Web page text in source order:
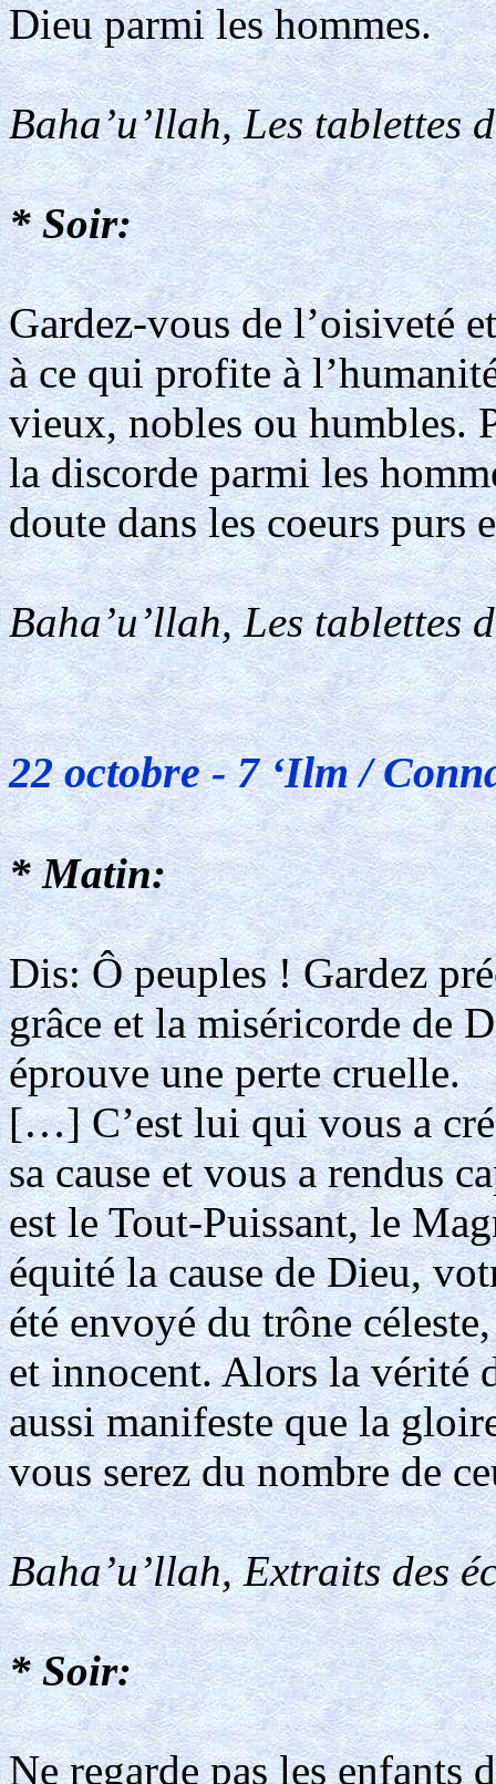
Dieu parmi les hommes.
Baha’u’llah, Les tablettes
* Soir:
Gardez-vous de l’oisiveté
à ce qui profite à
vieux, nobles ou humbles.
la discorde parmi les
doute dans les coeurs purs
Baha’u’llah, Les tablettes
22 octobre - 7 ‘Ilm /
* Matin:
Dis: Ô peuples ! Gardez
grâce et la miséricorde de
éprouve une perte cruelle.
[…] C’est lui qui vous a
sa cause et vous a rendus
est le Tout-Puissant, le
équité la cause de Dieu,
été envoyé du trône
et innocent. Alors la vérité
aussi manifeste que la
vous serez du nombre de
Baha’u’llah, Extraits des
* Soir:
Ne regarde pas les enfants